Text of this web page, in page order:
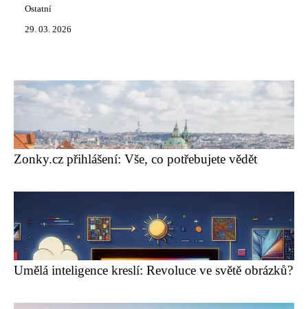
Ostatní
29. 03. 2026
Zonky.cz přihlášení: Vše, co potřebujete vědět
Umělá inteligence kreslí: Revoluce ve světě obrázků?